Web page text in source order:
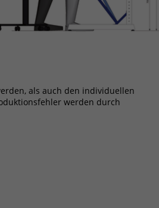
als auch den individuellen
werden durch